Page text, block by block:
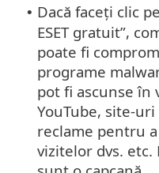
• Dacă faceți clic
ESET gratuit”,
poate fi
programe
pot fi ascunse în
YouTube, site-
reclame pentru
vizitelor dvs. etc.